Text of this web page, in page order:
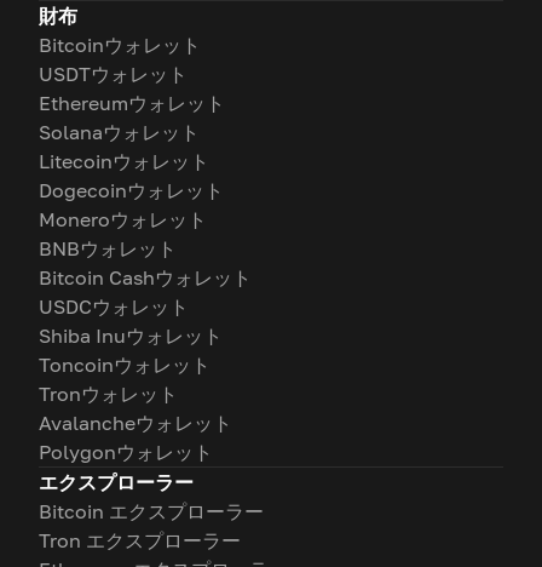
財布
Bitcoinウォレット
USDTウォレット
Ethereumウォレット
Solanaウォレット
Litecoinウォレット
Dogecoinウォレット
Moneroウォレット
BNBウォレット
Bitcoin Cashウォレット
USDCウォレット
Shiba Inuウォレット
Toncoinウォレット
Tronウォレット
Avalancheウォレット
Polygonウォレット
エクスプローラー
Bitcoin エクスプローラー
Tron エクスプローラー